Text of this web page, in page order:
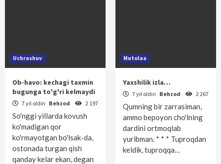
Uchrashuv
Ob-havo: kechagi taxmin
bugunga to'g'ri kelmaydi
7 yil oldin Behzod 2 197
So'nggi yillarda kovush
ko'madigan qor
ko'rmayotgan bo'lsak-da,
ostonada turgan qish
qanday kelar ekan, degan
Mutolaa
Yaxshilik izla…
7 yil oldin Behzod 2 267
Qumning bir zarrasiman,
ammo bepoyon cho'lning
dardini ortmoqlab
yuribman. * * * Tuproqdan
keldik, tuproqqa…